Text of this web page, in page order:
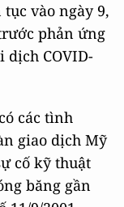
vào ngày 9,
phản ứng
COVID-
các tình
giao dịch Mỹ
cố kỹ thuật
băng gần